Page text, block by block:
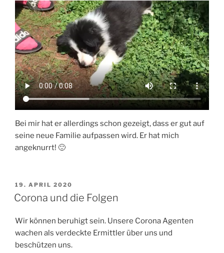
Bei mir hat er allerdings schon gezeigt, dass er gut auf
seine neue Familie aufpassen wird. Er hat mich
angeknurrt! 🙂
VERÖFFENTLICHT
AM
19. APRIL 2020
Corona und die Folgen
Wir können beruhigt sein. Unsere Corona Agenten
wachen als verdeckte Ermittler über uns und
beschützen uns.